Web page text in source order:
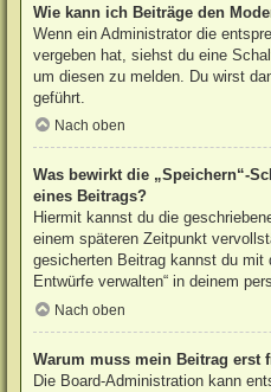
Wie kann ich Beiträge den
Wenn ein Administrator die
vergeben hat, siehst du eine
um diesen zu melden. Du wirst
geführt.
Nach oben
Was bewirkt die „Speichern“-
eines Beitrags?
Hiermit kannst du die
einem späteren Zeitpunkt
gesicherten Beitrag kannst du mit
Entwürfe verwalten“ in deinem
Nach oben
Warum muss mein Beitrag erst
Die Board-Administration kann